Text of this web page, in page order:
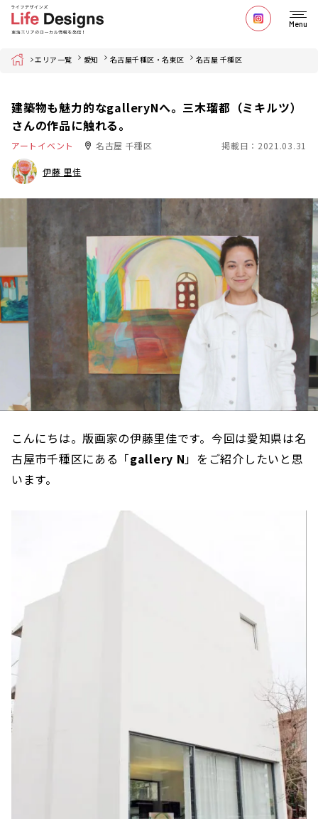
Menu
Home エリア一覧 愛知 名古屋千種区・名東区 名古屋 千種区
建築物も魅力的なgalleryNへ。三木瑠都（ミキルツ）
さんの作品に触れる。
アートイベント 名古屋 千種区 掲載日：2021.03.31
伊藤 里佳
こんにちは。版画家の伊藤里佳です。今回は愛知県は名
古屋市千種区にある「gallery N」をご紹介したいと思
います。